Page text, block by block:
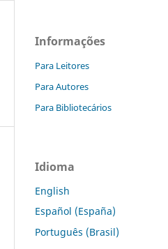
Informações
Para Leitores
Para Autores
Para Bibliotecários
Idioma
English
Español (España)
Português (Brasil)